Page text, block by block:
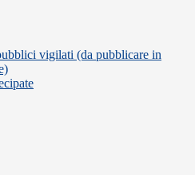
vigilati (da pubblicare in